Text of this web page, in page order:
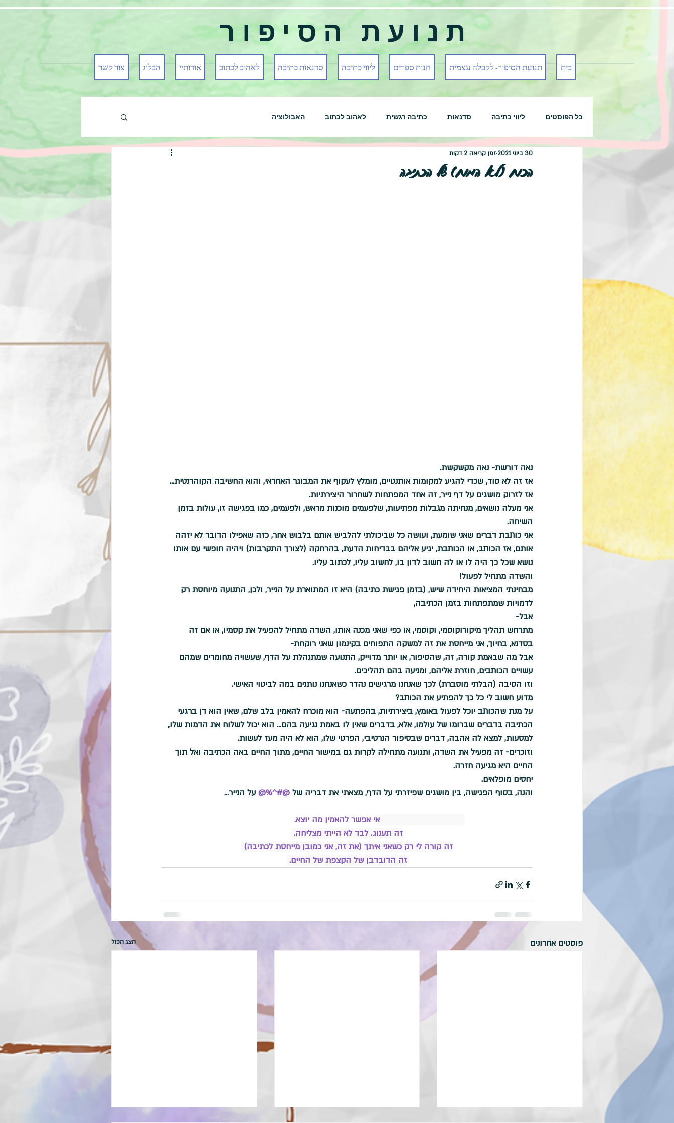
תנועת הסיפור
בית תנועת הסיפור- לקבלה עצמית חנות ספרים ליווי כתיבה סדנאות כתיבה לאהוב לכתוב אודותיי הבלוג צור קשר
כל הפוסטים ליווי כתיבה סדנאות כתיבה רגשית לאהוב לכתוב האבולוציה
הכוח (לא המוח) של הכתיבה
30 ביוני 2021 זמן קריאה 2 דקות
נאה דורשת- נאה מקשקשת.
אז זה לא סוד, שכדי להגיע למקומות אותנטיים, מומלץ לעקוף את המבוגר האחראי, והוא החשיבה הקוהרנטית...
אז לזרוק מושגים על דף נייר, זה אחד המפתחות לשחרור היצירתיות.
אני מעלה נושאים, מנחיתה מגבלות מפתיעות, שלפעמים מוכנות מראש, ולפעמים, כמו בפגישה זו, עולות בזמן
השיחה.
אני כותבת דברים שאני שומעת, ועושה כל שביכולתי להלביש אותם בלבוש אחר, כזה שאפילו הדובר לא יזהה
אותם, אז הכותב, או הכותבת, יגיע אליהם בבדיחות הדעת, בהרחקה (לצורך התקרבות) ויהיה חופשי עם אותו
נושא שכל כך היה לו או לה חשוב לדון בו, לחשוב עליו, לכתוב עליו.
והשדה מתחיל לפעול!
מבחינתי המציאות היחידה שיש, (בזמן פגישת כתיבה) היא זו המתוארת על הנייר, ולכן, התנועה מיוחסת רק
לדמויות שמתפתחות בזמן הכתיבה,
אבל-
מתרחש תהליך מיקורוקוסמי, וקוסמי, או כפי שאני מכנה אותו, השדה מתחיל להפעיל את קסמיו, או אם זה
בסדנא, בחיוך, אני מייחסת את זה למשקה התפוחים בקינמון שאני רוקחת-
אבל מה שבאמת קורה, זה, שהסיפור, או יותר מדוייק, התנועה שמתנהלת על הדף, שעשויה מחומרים שמהם
עשויים הכותבים, חוזרת אליהם, ומניעה בהם תהליכים.
וזו הסיבה (הבלתי מוסברת) לכך שאנחנו מרגישים נהדר כשאנחנו נותנים במה לביטוי האישי.
מדוע חשוב לי כל כך להפתיע את הכותב?
על מנת שהכותב יוכל לפעול באומץ, ביצירתיות, בהפתעה- הוא מוכרח להאמין בלב שלם, שאין הוא דן ברגעי
הכתיבה בדברים שברומו של עולמו, אלא, בדברים שאין לו באמת נגיעה בהם... הוא יכול לשלוח את הדמות שלו,
למסעות, למצא לה אהבה, דברים שבסיפור הנרטיבי, הפרטי שלו, הוא לא היה מעז לעשות.
וזוכרים- זה מפעיל את השדה, ותנועה מתחילה לקרות גם במישור החיים, מתוך החיים באה הכתיבה ואל תוך
החיים היא מגיעה חזרה.
יחסים מופלאים.
והנה, בסוף הפגישה, בין מושגים שפיזרתי על הדף, מצאתי את דבריה של @#^%@ על הנייר...
אי אפשר להאמין מה יוצא.
זה תענוג. לבד לא הייתי מצליחה.
זה קורה לי רק כשאני איתך (את זה, אני כמובן מייחסת לכתיבה)
זה הדובדבן של הקצפת של החיים.
פוסטים אחרונים הצג הכול